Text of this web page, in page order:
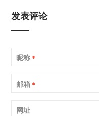
发表评论
昵称 *
邮箱 *
网址